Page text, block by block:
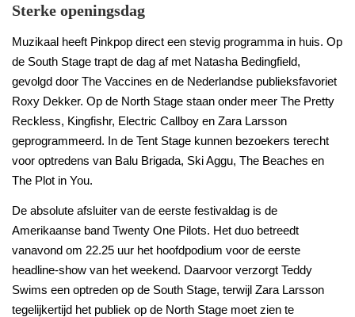
Sterke openingsdag
Muzikaal heeft Pinkpop direct een stevig programma in huis. Op
de South Stage trapt de dag af met Natasha Bedingfield,
gevolgd door The Vaccines en de Nederlandse publieksfavoriet
Roxy Dekker. Op de North Stage staan onder meer The Pretty
Reckless, Kingfishr, Electric Callboy en Zara Larsson
geprogrammeerd. In de Tent Stage kunnen bezoekers terecht
voor optredens van Balu Brigada, Ski Aggu, The Beaches en
The Plot in You.
De absolute afsluiter van de eerste festivaldag is de
Amerikaanse band Twenty One Pilots. Het duo betreedt
vanavond om 22.25 uur het hoofdpodium voor de eerste
headline-show van het weekend. Daarvoor verzorgt Teddy
Swims een optreden op de South Stage, terwijl Zara Larsson
tegelijkertijd het publiek op de North Stage moet zien te